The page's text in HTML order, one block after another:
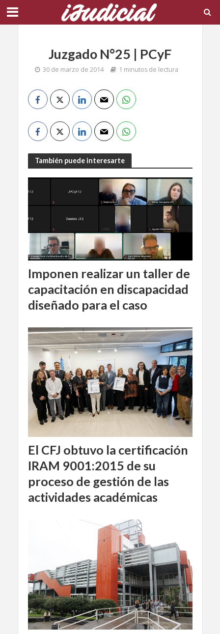
Juzgado N°25 | PCyF
30 de marzo de 2014 1 minutos de lectura
También puede interesarte
Imponen realizar un taller de
capacitación en discapacidad
diseñado para el caso
El CFJ obtuvo la certificación
IRAM 9001:2015 de su
proceso de gestión de las
actividades académicas